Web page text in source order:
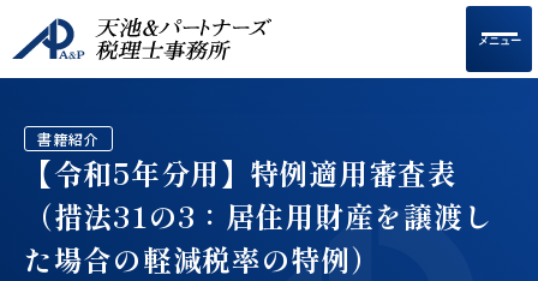
メニュー
書籍紹介
【令和5年分用】特例適用審査表
（措法31の3：居住用財産を譲渡し
た場合の軽減税率の特例）